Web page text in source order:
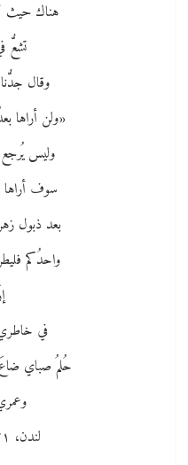
هناك حيث
تشعُّ
وقال
«ولن أراها
وليس
سوف أراها
بعد ذبول
واحدُكم
في
حُلمُ صباي
لندن، ٢١ / ٢ / ١٩٦٣